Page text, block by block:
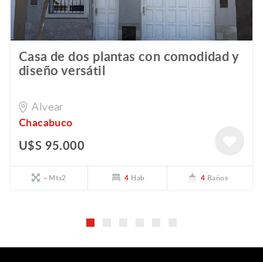
Casa de dos plantas con comodidad y
diseño versátil
Alvear
Chacabuco
U$S 95.000
- Mts2 4 Hab 4 Baños